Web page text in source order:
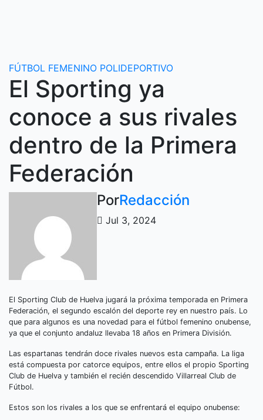
FÚTBOL FEMENINO POLIDEPORTIVO
El Sporting ya
conoce a sus rivales
dentro de la Primera
Federación
PorRedacción
Jul 3, 2024
El Sporting Club de Huelva jugará la próxima temporada en Primera
Federación, el segundo escalón del deporte rey en nuestro país. Lo
que para algunos es una novedad para el fútbol femenino onubense,
ya que el conjunto andaluz llevaba 18 años en Primera División.
Las espartanas tendrán doce rivales nuevos esta campaña. La liga
está compuesta por catorce equipos, entre ellos el propio Sporting
Club de Huelva y también el recién descendido Villarreal Club de
Fútbol.
Estos son los rivales a los que se enfrentará el equipo onubense: